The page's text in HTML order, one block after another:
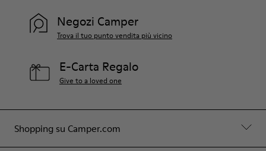
Shopping su Camper.com
Negozi Camper
Trova il tuo punto vendita più vicino
E-Carta Regalo
Give to a loved one